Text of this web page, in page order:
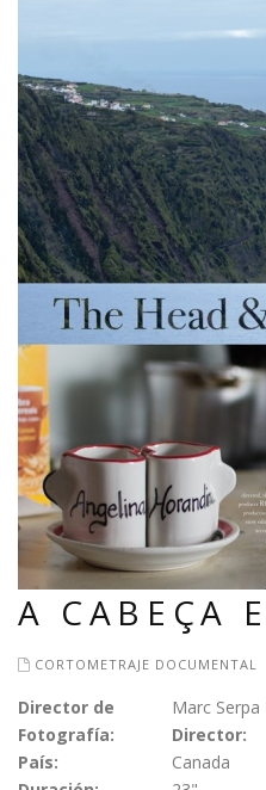
A CABEÇA
CORTOMETRAJE DOCUMENTAL
Director de
Fotografía:
Marc
Director:
País:
Canada